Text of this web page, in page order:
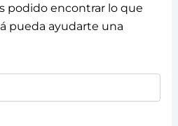
podido encontrar lo que
pueda ayudarte una